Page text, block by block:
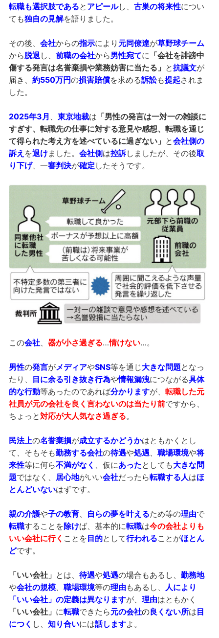
転職も選択肢であると アピールし、 古巣の将来性につい
ても独自の見解を語りました。
その後、 会社からの指示により 元同僚達が草野球チーム
から脱退し、 前職の会社から男性宛てに 「会社を誹謗中
傷する発言は名誉棄損や業務妨害に当たる」 と抗議文が
届き、 約550万円の損害賠償を求める訴訟も提起されま
した。
2025年3月 、 東京地裁は 「男性の発言は一対一の雑談に
すぎす、転職先の仕事に対する意見や感想、転職を通じ
て得られた考え方を述べているに過ぎない」 と会社側の
訴え を退けました。 会社側は控訴しましたが、その後取
り下げ、一審判決が確定 したそうです。
この会社、 器が小さ過ぎる…情けない…。
男性の発言がメディアやSNS等を通じ大きな問題となっ
たり、
目に余る引き抜き行為や情報漏洩につながる具体
的な行動等あったのであれば分かりますが、 転職した元
社員が元の会社を良く言わないのは当たり前ですから、
ちょっと対応が大人気なさ過ぎる。
民法上の名誉棄損が成立するかどうかはともかくとし
て、そもそも勤務する会社の待遇や処遇、 職場環境や将
来性等に何ら不満がなく 、仮にあったとしても大きな問
題ではなく、 居心地がいい会社だったら転職する人はほ
とんどいないはずです。
親の介護や子の教育、 自らの夢を叶えるため等の理由で
転職することを除けば、基本的に転職は今の会社よりも
いい会社に行く ことを目的として行われることがほとん
どです。
「いい会社」 とは、 待遇や処遇の場合もあるし、 勤務地
や会社の規模、 職場環境等の理由 もあるし、
人により
「いい会社」の定義は異なりますが、 理由はともかく
「いい会社」 に転職できたら元の会社の良くない所は目
につく し、 知り合いには話しますよ。